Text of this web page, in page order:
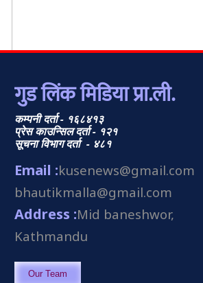
गुड लिंक मिडिया प्रा.ली.
कम्पनी दर्ता - १६८४१३
प्रेस काउन्सिल दर्ता - १२१
सूचना विभाग दर्ता - ४८१
Email :kusenews@gmail.com
bhautikmalla@gmail.com
Address :Mid baneshwor,
Kathmandu
Our Team